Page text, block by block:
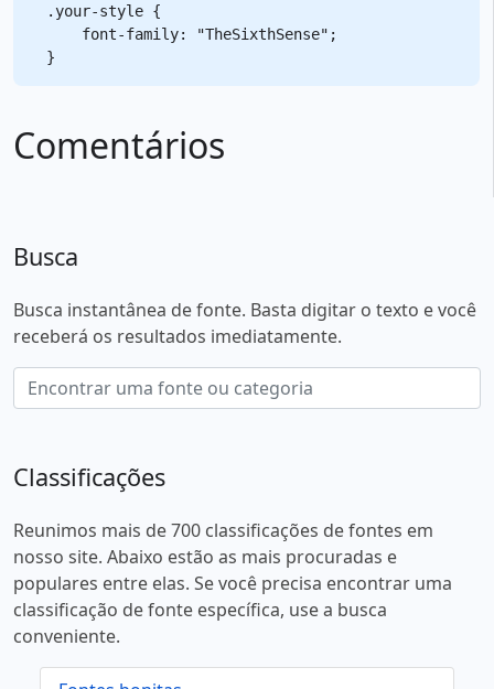
.your-style {
    font-family: "TheSixthSense";
Comentários
Busca
Busca instantânea de fonte. Basta digitar o texto e você
receberá os resultados imediatamente.
Classificações
Reunimos mais de 700 classificações de fontes em
nosso site. Abaixo estão as mais procuradas e
populares entre elas. Se você precisa encontrar uma
classificação de fonte específica, use a busca
conveniente.